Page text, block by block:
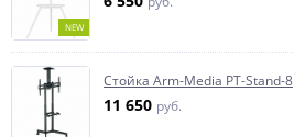
NEW
Стойка Arm-Media PT-Stand-8
11 650 руб.